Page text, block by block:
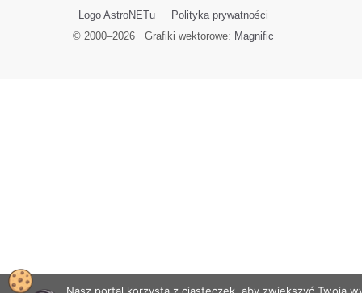
Logo AstroNETu
Polityka prywatności
© 2000–2026Grafiki wektorowe: Magnific